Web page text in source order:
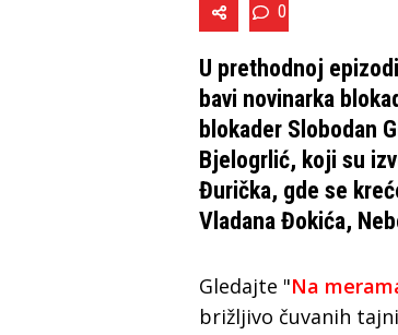
0
U prethodnoj
bavi novinarka
blokader Slobodan
Bjelogrlić, koji su
Đurička, gde se
Vladana Đokića,
Gledajte "Na
brižljivo čuvanih